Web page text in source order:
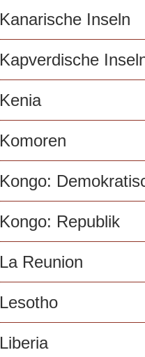
Kanarische Inseln
Kapverdische
Kenia
Komoren
Kongo:
Kongo: Republik
La Reunion
Lesotho
Liberia